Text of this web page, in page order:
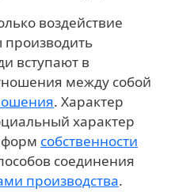
воздействие
вступают в
между собой
. Характер
характер
форм собственности
соединения
производства.